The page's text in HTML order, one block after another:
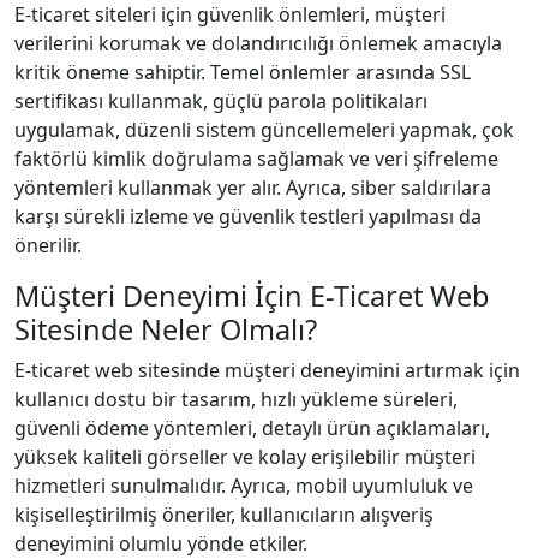
E-ticaret siteleri için güvenlik önlemleri, müşteri
verilerini korumak ve dolandırıcılığı önlemek amacıyla
kritik öneme sahiptir. Temel önlemler arasında SSL
sertifikası kullanmak, güçlü parola politikaları
uygulamak, düzenli sistem güncellemeleri yapmak, çok
faktörlü kimlik doğrulama sağlamak ve veri şifreleme
yöntemleri kullanmak yer alır. Ayrıca, siber saldırılara
karşı sürekli izleme ve güvenlik testleri yapılması da
önerilir.
Müşteri Deneyimi İçin E-Ticaret Web
Sitesinde Neler Olmalı?
E-ticaret web sitesinde müşteri deneyimini artırmak için
kullanıcı dostu bir tasarım, hızlı yükleme süreleri,
güvenli ödeme yöntemleri, detaylı ürün açıklamaları,
yüksek kaliteli görseller ve kolay erişilebilir müşteri
hizmetleri sunulmalıdır. Ayrıca, mobil uyumluluk ve
kişiselleştirilmiş öneriler, kullanıcıların alışveriş
deneyimini olumlu yönde etkiler.